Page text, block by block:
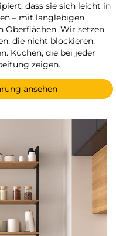
dass sie sich leicht in
– mit langlebigen
Oberflächen. Wir setzen
die nicht blockieren,
Küchen, die bei jeder
zeigen.
ansehen